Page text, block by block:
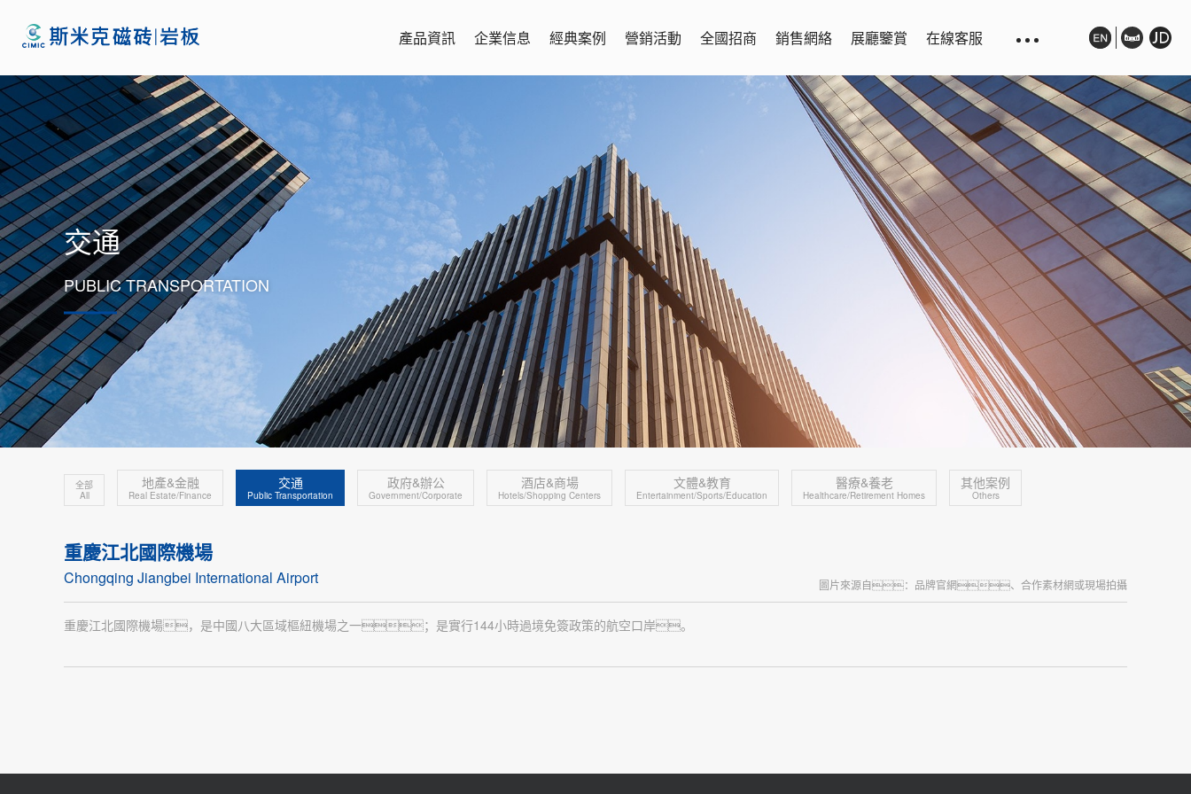
產品資訊 企業信息 經典案例 營銷活動 全國招商 銷售網絡 展廳鑒賞 在線客服
交通
PUBLIC TRANSPORTATION
全部
All
地產&金融
Real Estate/Finance
交通
Public Transportation
政府&辦公
Government/Corporate
酒店&商場
Hotels/Shopping Centers
文體&教育
Entertainment/Sports/Education
醫療&養老
Healthcare/Retirement Homes
其他案例
Others
重慶江北國際機場
Chongqing Jiangbei International Airport 圖片來源自：品牌官網、合作素材網或現場拍攝
重慶江北國際機場，是中國八大區域樞紐機場之一；是實行144小時過境免簽政策的航空口岸。